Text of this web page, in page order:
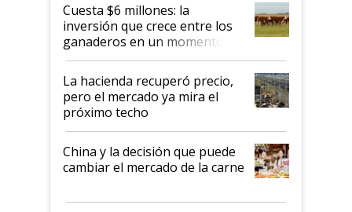
Cuesta $6 millones: la
inversión que crece entre los
ganaderos en un momento
histórico para la actividad
La hacienda recuperó precio,
pero el mercado ya mira el
próximo techo
China y la decisión que puede
cambiar el mercado de la carne